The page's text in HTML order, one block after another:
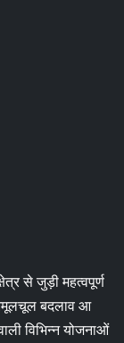
से जुड़ी महत्वपूर्ण
बदलाव आ
विभिन्न योजनाओं